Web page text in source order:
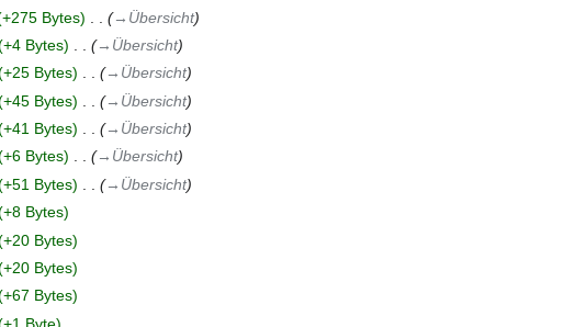
+275 Bytes
→‎Übersicht
+4 Bytes
→‎Übersicht
+25 Bytes
→‎Übersicht
+45 Bytes
→‎Übersicht
+41 Bytes
→‎Übersicht
+6 Bytes
→‎Übersicht
+51 Bytes
→‎Übersicht
+8 Bytes
+20 Bytes
+20 Bytes
+67 Bytes